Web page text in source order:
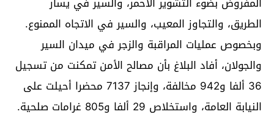
الطريق، والتجاوز المعيب، والسير في الاتجاه الممنوع.
وبخصوص عمليات المراقبة والزجر في ميدان السير
والجولان، أفاد البلاغ بأن ‏مصالح الأمن تمكنت من تسجيل
36 ألفا و942 مخالفة، وإنجاز 7137 محضرا أحيلت ‏على
النيابة العامة، واستخلاص 29 ألفا و805 غرامات صلحية. ‏